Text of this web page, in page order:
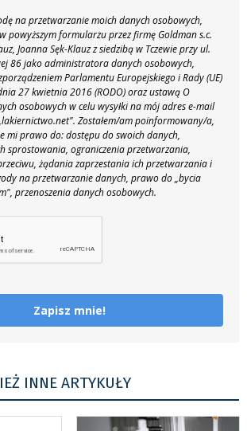
na przetwarzanie moich danych osobowych,
powyższym formularzu przez firmę Goldman s.c.
Joanna Sęk-Klauz z siedzibą w Tczewie przy ul.
86 jako administratora danych osobowych,
Parlamentu Europejskiego i Rady (UE)
27 kwietnia 2016 (RODO) oraz ustawą O
osobowych w celu wysyłki na mój adres e-mail
Zostałem/am poinformowany/a,
mi prawo do: dostępu do swoich danych,
sprostowania, ograniczenia przetwarzania,
żądania zaprzestania ich przetwarzania i
na przetwarzanie danych, prawo do „bycia
przenoszenia danych osobowych.
Zapisz mnie!
INNE ARTYKUŁY